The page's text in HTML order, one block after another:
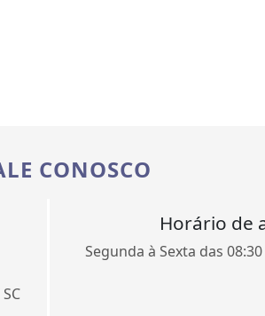
CONOSCO
Horário de
Segunda à Sexta das